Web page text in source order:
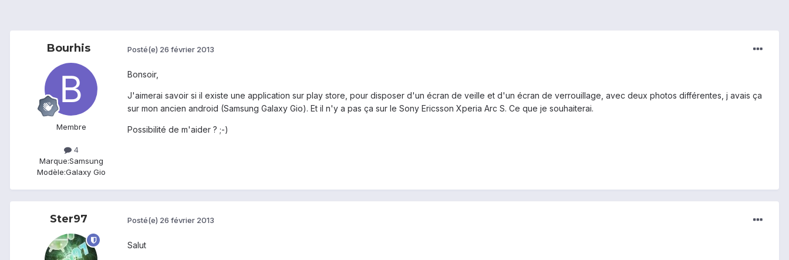
Bourhis
Membre
4
Marque:Samsung
Modèle:Galaxy Gio
Posté(e) 26 février 2013
Bonsoir,
J'aimerai savoir si il existe une application sur play store, pour disposer d'un écran de veille et d'un écran de verrouillage, avec deux photos différentes, j avais ça
sur mon ancien android (Samsung Galaxy Gio). Et il n'y a pas ça sur le Sony Ericsson Xperia Arc S. Ce que je souhaiterai.
Possibilité de m'aider ? ;-)
Ster97 Posté(e) 26 février 2013
Salut